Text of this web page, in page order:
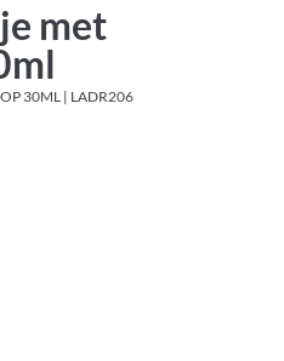
met
30ML | LADR206